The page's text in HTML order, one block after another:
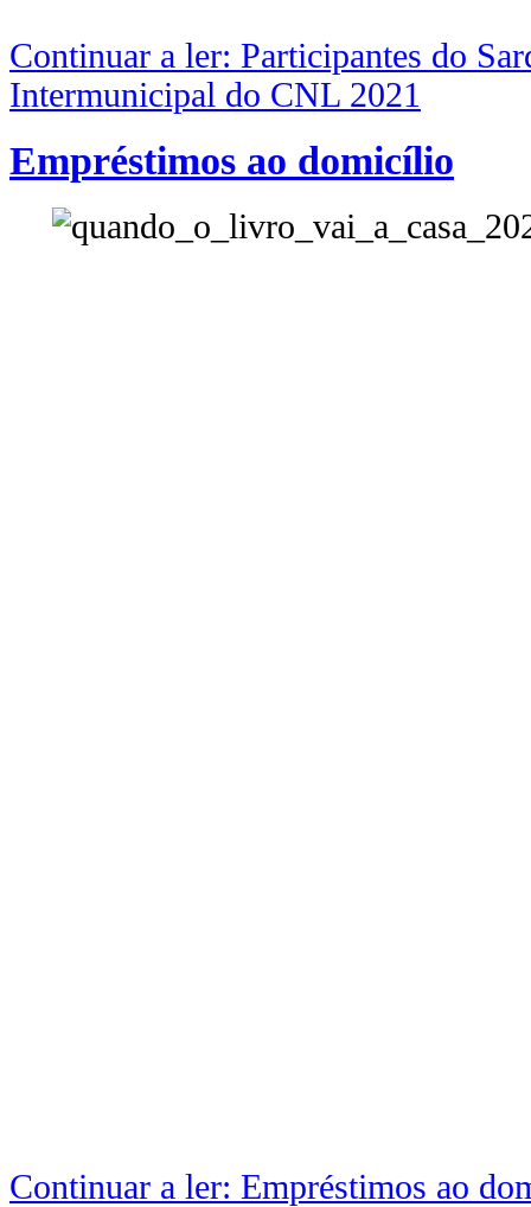
Continuar a ler: Participantes do
Intermunicipal do CNL 2021
Empréstimos ao domicílio
Continuar a ler: Empréstimos ao